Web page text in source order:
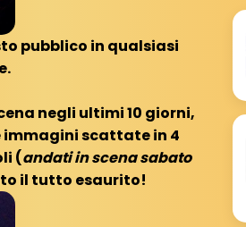
pubblico in qualsiasi
negli ultimi 10 giorni,
immagini scattate in 4
(andati in scena sabato
il tutto esaurito!